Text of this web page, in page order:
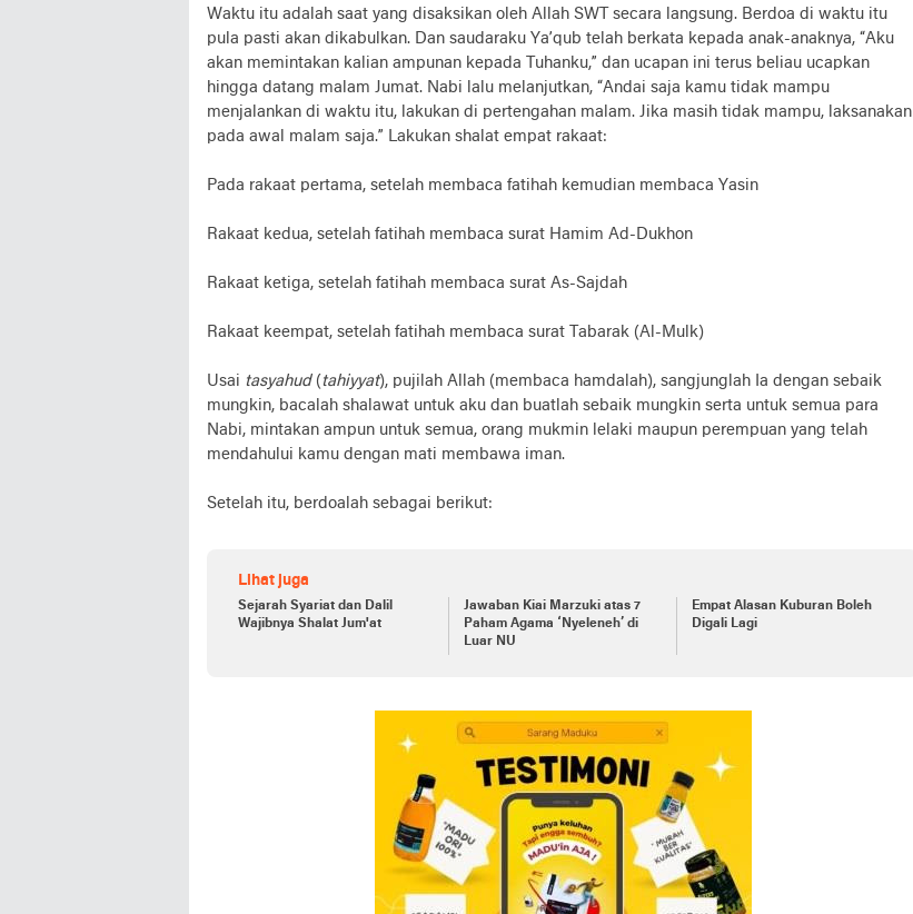
Waktu itu adalah saat yang disaksikan oleh Allah SWT secara langsung. Berdoa di waktu itu
pula pasti akan dikabulkan. Dan saudaraku Ya’qub telah berkata kepada anak-anaknya, “Aku
akan memintakan kalian ampunan kepada Tuhanku,” dan ucapan ini terus beliau ucapkan
hingga datang malam Jumat. Nabi lalu melanjutkan, “Andai saja kamu tidak mampu
menjalankan di waktu itu, lakukan di pertengahan malam. Jika masih tidak mampu, laksanakan
pada awal malam saja.” Lakukan shalat empat rakaat:
Pada rakaat pertama, setelah membaca fatihah kemudian membaca Yasin
Rakaat kedua, setelah fatihah membaca surat Hamim Ad-Dukhon
Rakaat ketiga, setelah fatihah membaca surat As-Sajdah
Rakaat keempat, setelah fatihah membaca surat Tabarak (Al-Mulk)
Usai tasyahud(tahiyyat), pujilah Allah (membaca hamdalah), sangjunglah Ia dengan sebaik
mungkin, bacalah shalawat untuk aku dan buatlah sebaik mungkin serta untuk semua para
Nabi, mintakan ampun untuk semua, orang mukmin lelaki maupun perempuan yang telah
mendahului kamu dengan mati membawa iman.
Setelah itu, berdoalah sebagai berikut:
Lihat juga
Sejarah Syariat dan Dalil
Wajibnya Shalat Jum'at
Jawaban Kiai Marzuki atas 7
Paham Agama ‘Nyeleneh’ di
Luar NU
Empat Alasan Kuburan Boleh
Digali Lagi